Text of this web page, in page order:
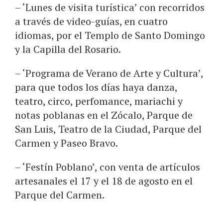
– ‘Lunes de visita turística’ con recorridos
a través de video-guías, en cuatro
idiomas, por el Templo de Santo Domingo
y la Capilla del Rosario.
– ‘Programa de Verano de Arte y Cultura’,
para que todos los días haya danza,
teatro, circo, perfomance, mariachi y
notas poblanas en el Zócalo, Parque de
San Luis, Teatro de la Ciudad, Parque del
Carmen y Paseo Bravo.
– ‘Festín Poblano’, con venta de artículos
artesanales el 17 y el 18 de agosto en el
Parque del Carmen.